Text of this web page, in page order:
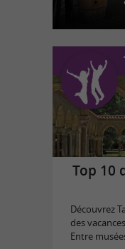
Top 10
Découvrez
des
Entre